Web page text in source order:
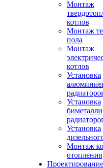
Монтаж
котлов
Монтаж
пола
Монтаж
котлов
Установка
Установка
Установка
Монтаж
отопления
Проектирование